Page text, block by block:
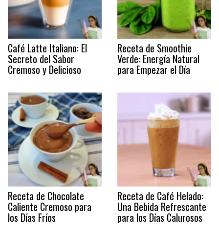
Café Latte Italiano: El
Secreto del Sabor
Cremoso y Delicioso
Receta de Smoothie
Verde: Energía Natural
para Empezar el Día
Receta de Chocolate
Caliente Cremoso para
los Días Fríos
Receta de Café Helado:
Una Bebida Refrescante
para los Días Calurosos